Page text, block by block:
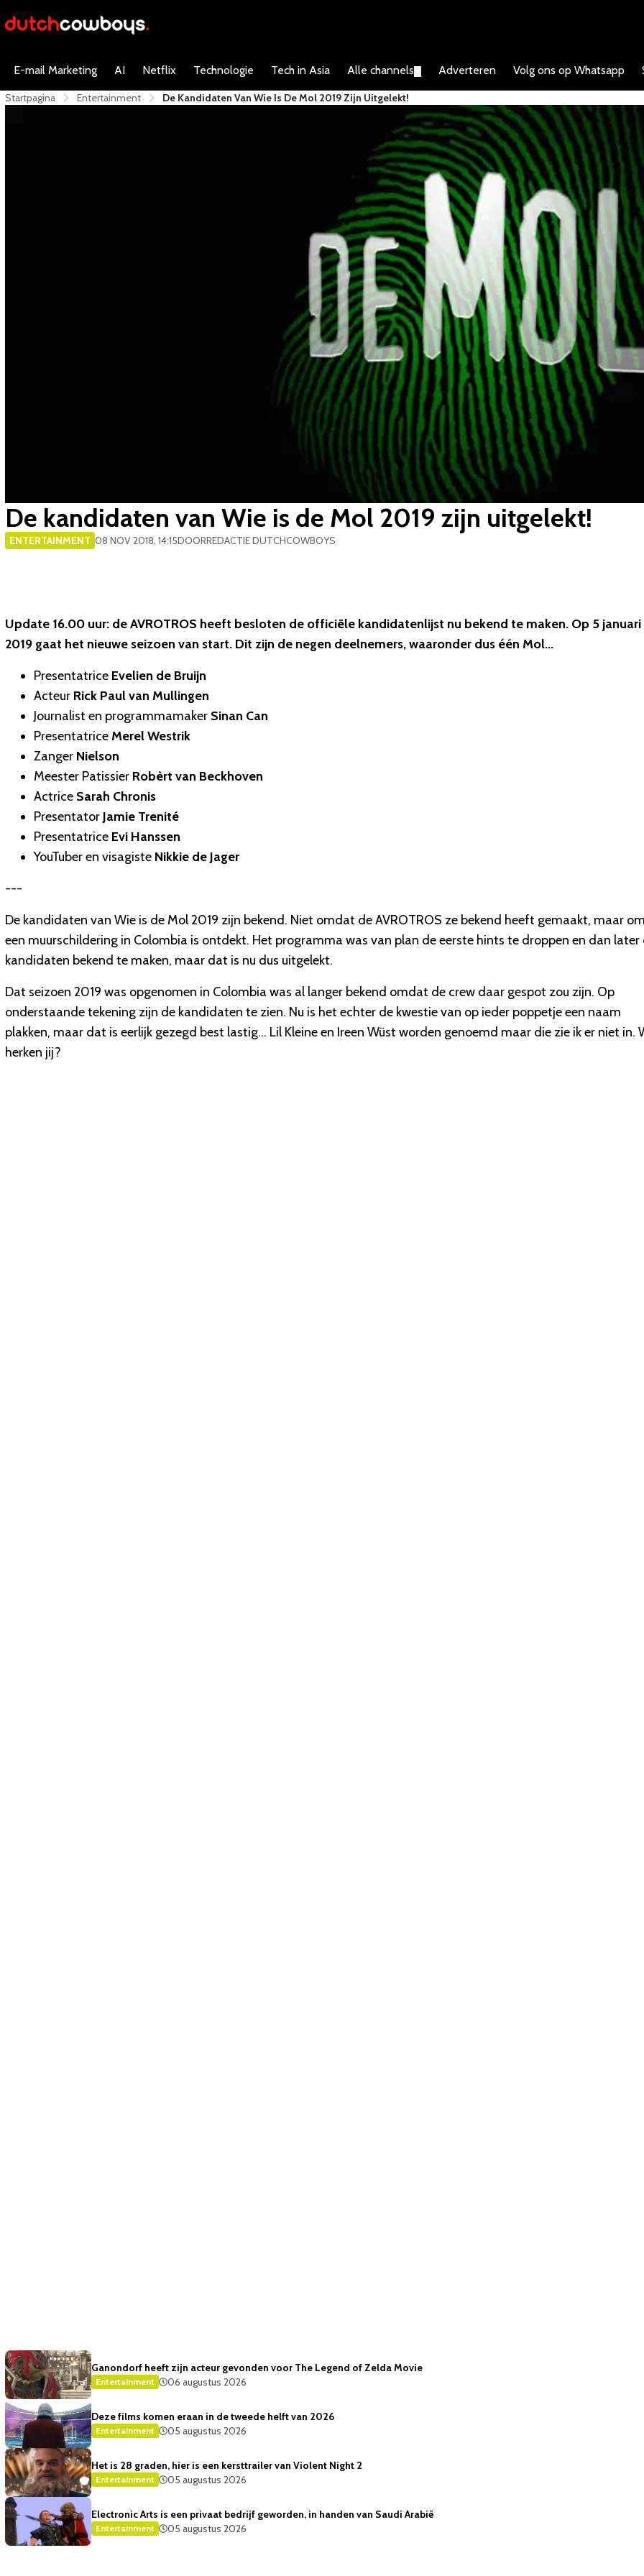
E-mail Marketing AI Netflix Technologie Tech in Asia Alle channels Adverteren Volg ons op Whatsapp
Startpagina Entertainment De Kandidaten Van Wie Is De Mol 2019 Zijn Uitgelekt!
De kandidaten van Wie is de Mol 2019 zijn uitgelekt!
ENTERTAINMENT 08 NOV 2018, 14:15DOORREDACTIE DUTCHCOWBOYS
Update 16.00 uur: de AVROTROS heeft besloten de officiële kandidatenlijst nu bekend te maken. Op 5 januari
2019 gaat het nieuwe seizoen van start. Dit zijn de negen deelnemers, waaronder dus één Mol...
Presentatrice Evelien de Bruijn
Acteur Rick Paul van Mullingen
Journalist en programmamaker Sinan Can
PresentatriceMerel Westrik
Zanger Nielson
Meester Patissier Robèrt van Beckhoven
Actrice Sarah Chronis
Presentator Jamie Trenité
Presentatrice Evi Hanssen
YouTuber en visagiste Nikkie de Jager
---
De kandidaten van Wie is de Mol 2019 zijn bekend. Niet omdat de AVROTROS ze bekend heeft gemaakt, maar
een muurschildering in Colombia is ontdekt. Het programma was van plan de eerste hints te droppen en dan later
kandidaten bekend te maken, maar dat is nu dus uitgelekt.
Dat seizoen 2019 was opgenomen in Colombia was al langer bekend omdat de crew daar gespot zou zijn. Op
onderstaande tekening zijn de kandidaten te zien. Nu is het echter de kwestie van op ieder poppetje een naam
plakken, maar dat is eerlijk gezegd best lastig... Lil Kleine en Ireen Wüst worden genoemd maar die zie ik er niet in.
herken jij?
Ganondorf heeft zijn acteur gevonden voor The Legend of Zelda Movie
Entertainment 06 augustus 2026
Deze films komen eraan in de tweede helft van 2026
Entertainment 05 augustus 2026
Het is 28 graden, hier is een kersttrailer van Violent Night 2
Entertainment 05 augustus 2026
Electronic Arts is een privaat bedrijf geworden, in handen van Saudi Arabië
Entertainment 05 augustus 2026